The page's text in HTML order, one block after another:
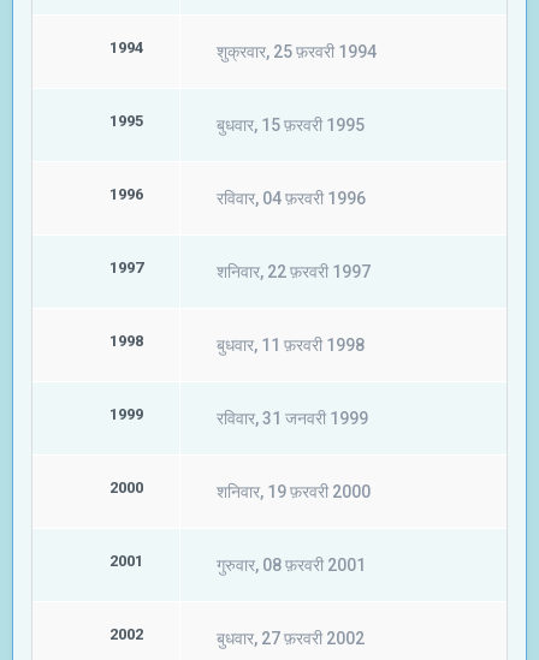
1994 शुक्रवार, 25 फ़रवरी 1994
1995 बुधवार, 15 फ़रवरी 1995
1996 रविवार, 04 फ़रवरी 1996
1997 शनिवार, 22 फ़रवरी 1997
1998 बुधवार, 11 फ़रवरी 1998
1999 रविवार, 31 जनवरी 1999
2000 शनिवार, 19 फ़रवरी 2000
2001 गुरुवार, 08 फ़रवरी 2001
2002 बुधवार, 27 फ़रवरी 2002